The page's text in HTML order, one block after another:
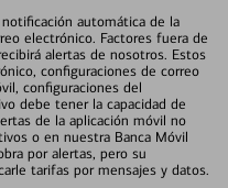
automática de la
electrónico. Factores fuera de
alertas de nosotros. Estos
configuraciones de correo
configuraciones del
debe tener la capacidad de
de la aplicación móvil no
o en nuestra Banca Móvil
por alertas, pero su
tarifas por mensajes y datos.